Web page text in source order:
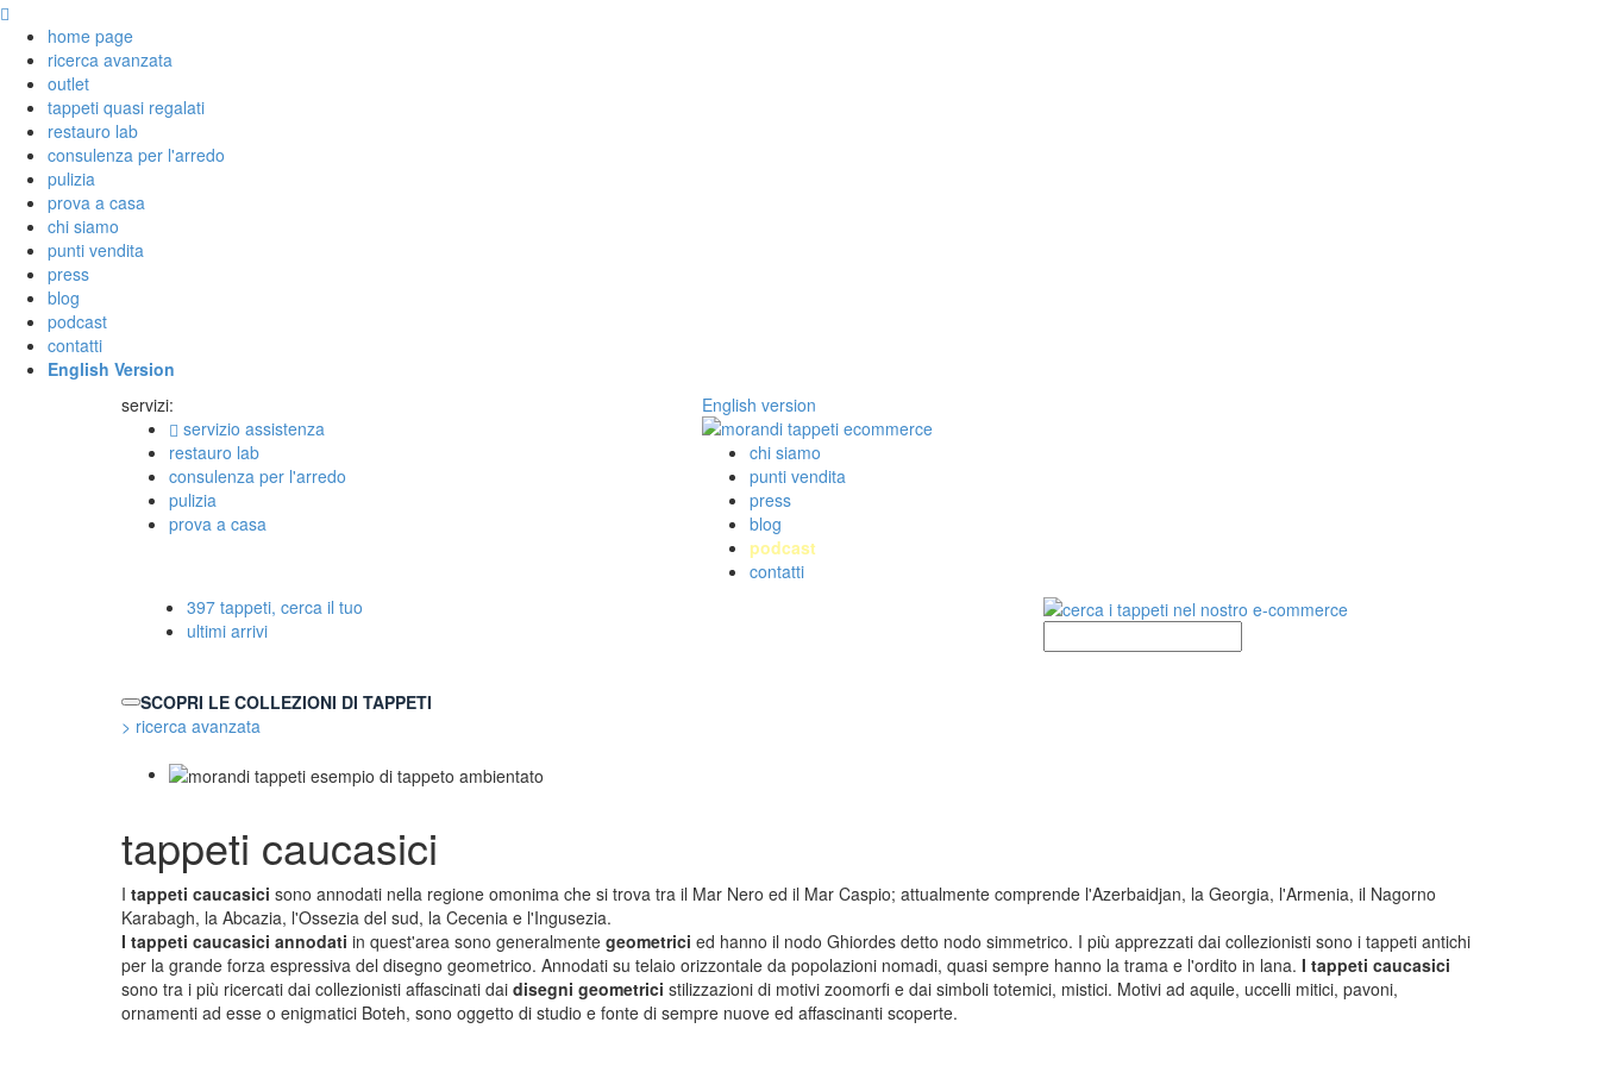
home page
ricerca avanzata
outlet
tappeti quasi regalati
restauro lab
consulenza per l'arredo
pulizia
prova a casa
chi siamo
punti vendita
press
blog
podcast
contatti
English Version
servizi:
servizio assistenza
restauro lab
consulenza per l'arredo
pulizia
prova a casa
English version
chi siamo
punti vendita
press
blog
podcast
contatti
397 tappeti, cerca il tuo
ultimi arrivi
SCOPRI LE COLLEZIONI DI TAPPETI
> ricerca avanzata
Tibet Contemporanei
Himalayan
Bhadohi Moderni
Kala Laie
Reloaded
Tappeti Moderni Collezione Morandi
Giorgio Palù
Fabio Morandi
Vito Catalano
Tappeti Persiani Nuovi
Tappeti Persiani Moderni
Collezione Agra
Collezione Zigler
tappeti caucasici
I tappeti caucasici sono annodati nella regione omonima che si trova tra il Mar Nero ed il Mar Caspio; attualmente comprende l'Azerbaidjan, la Georgia, l'Armenia, il Nagorno
Karabagh, la Abcazia, l'Ossezia del sud, la Cecenia e l'Ingusezia.
I tappeti caucasici annodati in quest'area sono generalmente geometrici ed hanno il nodo Ghiordes detto nodo simmetrico. I più apprezzati dai collezionisti sono i tappeti antichi
per la grande forza espressiva del disegno geometrico. Annodati su telaio orizzontale da popolazioni nomadi, quasi sempre hanno la trama e l'ordito in lana. I tappeti caucasici
sono tra i più ricercati dai collezionisti affascinati dai disegni geometrici stilizzazioni di motivi zoomorfi e dai simboli totemici, mistici. Motivi ad aquile, uccelli mitici, pavoni,
ornamenti ad esse o enigmatici Boteh, sono oggetto di studio e fonte di sempre nuove ed affascinanti scoperte.